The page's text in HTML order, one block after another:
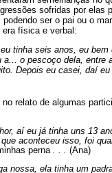
sofridas por elas
ser o pai ou o
era física e verbal:
tinha seis anos, eu
o pescoço dela, entre
Depois eu casei, daí
relato de algumas
aí eu já tinha uns 13
aconteceu isso, foi
perna . . . (Ana)
nossa, ela tinha um